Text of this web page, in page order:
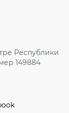
Республики
149884